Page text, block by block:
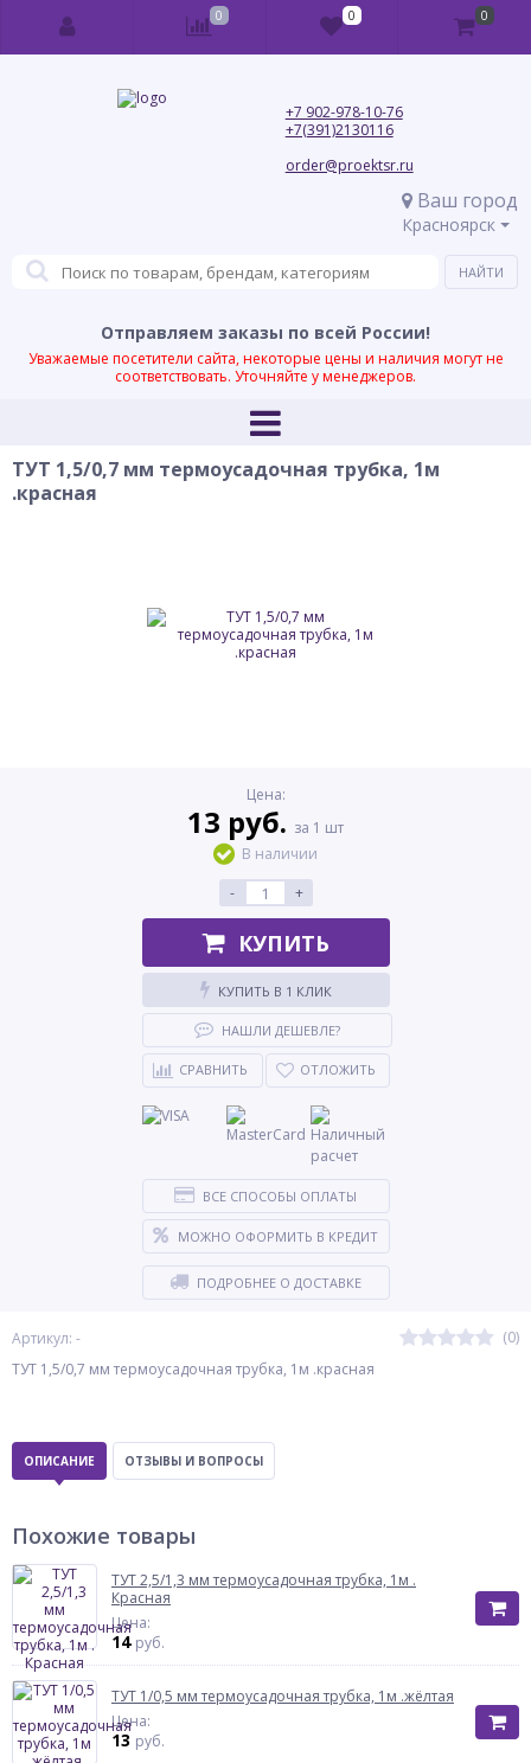
+7 902-978-10-76
+7(391)2130116
order@proektsr.ru
Ваш город
Красноярск
Отправляем заказы по всей России!
Уважаемые посетители сайта, некоторые цены и наличия могут не
соответствовать. Уточняйте у менеджеров.
ТУТ 1,5/0,7 мм термоусадочная трубка, 1м
.красная
Артикул: -
(0)
ТУТ 1,5/0,7 мм термоусадочная трубка, 1м .красная
Цена:
13 руб. за 1 шт
В наличии
-
+
КУПИТЬ
КУПИТЬ В 1 КЛИК
НАШЛИ ДЕШЕВЛЕ?
СРАВНИТЬ ОТЛОЖИТЬ
ВСЕ СПОСОБЫ ОПЛАТЫ
МОЖНО ОФОРМИТЬ В КРЕДИТ
ПОДРОБНЕЕ О ДОСТАВКЕ
ОПИСАНИЕ ОТЗЫВЫ И ВОПРОСЫ
Похожие товары
ТУТ 2,5/1,3 мм термоусадочная трубка, 1м .
Красная
Цена:
14 руб.
ТУТ 1/0,5 мм термоусадочная трубка, 1м .жёлтая
Цена:
13 руб.
0 0 0